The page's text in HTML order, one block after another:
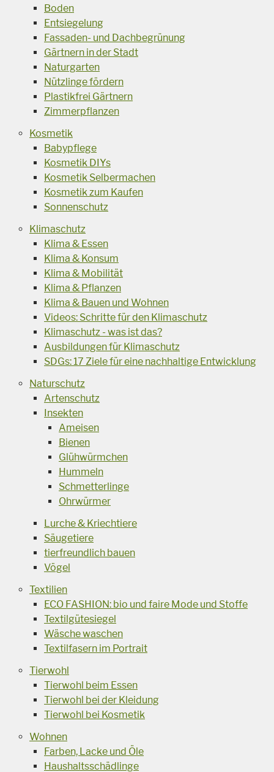
Boden
Entsiegelung
Fassaden- und Dachbegrünung
Gärtnern in der Stadt
Naturgarten
Nützlinge fördern
Plastikfrei Gärtnern
Zimmerpflanzen
Kosmetik
Babypflege
Kosmetik DIYs
Kosmetik Selbermachen
Kosmetik zum Kaufen
Sonnenschutz
Klimaschutz
Klima & Essen
Klima & Konsum
Klima & Mobilität
Klima & Pflanzen
Klima & Bauen und Wohnen
Videos: Schritte für den Klimaschutz
Klimaschutz - was ist das?
Ausbildungen für Klimaschutz
SDGs: 17 Ziele für eine nachhaltige Entwicklung
Naturschutz
Artenschutz
Insekten
Ameisen
Bienen
Glühwürmchen
Hummeln
Schmetterlinge
Ohrwürmer
Lurche & Kriechtiere
Säugetiere
tierfreundlich bauen
Vögel
Textilien
ECO FASHION: bio und faire Mode und Stoffe
Textilgütesiegel
Wäsche waschen
Textilfasern im Portrait
Tierwohl
Tierwohl beim Essen
Tierwohl bei der Kleidung
Tierwohl bei Kosmetik
Wohnen
Farben, Lacke und Öle
Haushaltsschädlinge